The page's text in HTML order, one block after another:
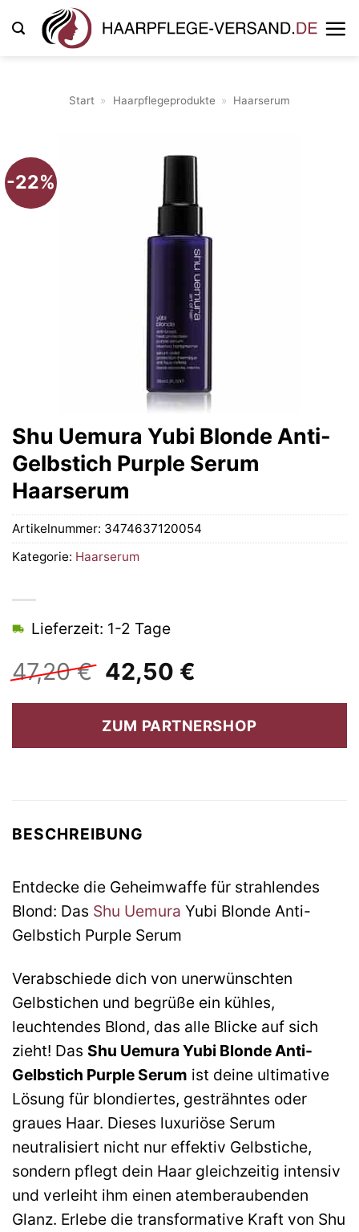
Inhalt
Start » Haarpflegeprodukte » Haarserum
-22%
Shu Uemura Yubi Blonde Anti-
Gelbstich Purple Serum
Haarserum
47,20€ Ursprünglicher
Preis
war:
47,20 €
42,50 €
ist:
42,50 €.
Lieferzeit: 1-2 Tage
ZUM PARTNERSHOP
Artikelnummer: 3474637120054
Kategorie: Haarserum
BESCHREIBUNG
Entdecke die Geheimwaffe für strahlendes
Blond: Das Shu Uemura Yubi Blonde Anti-
Gelbstich Purple Serum
Verabschiede dich von unerwünschten
Gelbstichen und begrüße ein kühles,
leuchtendes Blond, das alle Blicke auf sich
zieht! Das Shu Uemura Yubi Blonde Anti-
Gelbstich Purple Serum ist deine ultimative
Lösung für blondiertes, gesträhntes oder
graues Haar. Dieses luxuriöse Serum
neutralisiert nicht nur effektiv Gelbstiche,
sondern pflegt dein Haar gleichzeitig intensiv
und verleiht ihm einen atemberaubenden
Glanz. Erlebe die transformative Kraft von Shu